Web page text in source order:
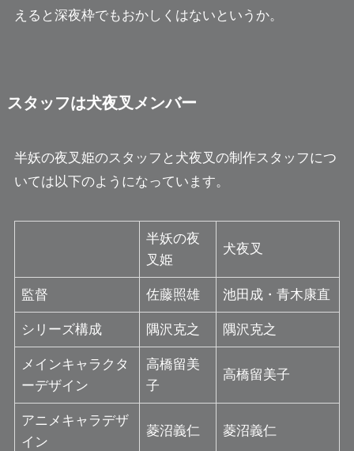
えると深夜枠でもおかしくはないというか。
スタッフは犬夜叉メンバー
半妖の夜叉姫のスタッフと犬夜叉の制作スタッフにつ
いては以下のようになっています。
半妖の夜
叉姫
犬夜叉
監督 佐藤照雄 池田成・青木康直
シリーズ構成 隅沢克之 隅沢克之
メインキャラクタ
ーデザイン
高橋留美
子
高橋留美子
アニメキャラデザ
イン
菱沼義仁 菱沼義仁